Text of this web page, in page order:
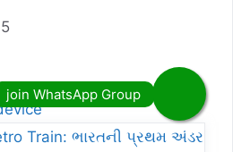
Train: ભારતની પ્રથમ અંડર